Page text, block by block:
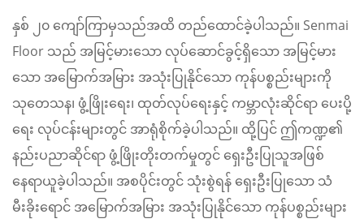
နှစ် ၂၀ ကျော်ကြာမှသည်အထိ တည်ထောင်ခဲ့ပါသည်။ Senmai
Floor သည် အမြင့်မားသော လုပ်ဆောင်ခွင့်ရှိသော အမြင့်မား
သော အမြောက်အမြား အသုံးပြုနိုင်သော ကုန်ပစ္စည်းများကို
သုတေသန၊ ဖွံ့ဖြိုးရေး၊ ထုတ်လုပ်ရေးနှင့် ကမ္ဘာလုံးဆိုင်ရာ ပေးပို့
ရေး လုပ်ငန်းများတွင် အာရုံစိုက်ခဲ့ပါသည်။ ထို့ပြင် ဤကဏ္ဍ၏
နည်းပညာဆိုင်ရာ ဖွံ့ဖြိုးတိုးတက်မှုတွင် ရှေးဦးပြုသူအဖြစ်
နေရာယူခဲ့ပါသည်။ အစပိုင်းတွင် သုံးစွဲရန် ရှေးဦးပြုသော သံ
မီးခိုးရောင် အမြောက်အမြား အသုံးပြုနိုင်သော ကုန်ပစ္စည်းများ